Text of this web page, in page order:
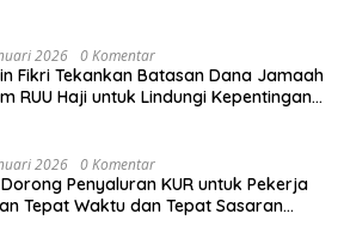
2026 0 Komentar
Fikri Tekankan Batasan Dana Jamaah
RUU Haji untuk Lindungi Kepentingan
2026 0 Komentar
Dorong Penyaluran KUR untuk Pekerja
Tepat Waktu dan Tepat Sasaran